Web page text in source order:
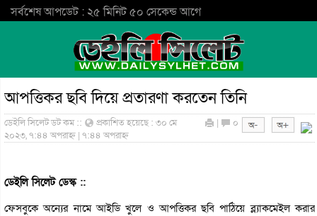
সর্বশেষ আপডেট : ২৫ মিনিট ৫০ সেকেন্ড আগে
আপত্তিকর ছবি দিয়ে প্রতারণা করতেন তিনি
ডেইলি সিলেট ডট কম ::
প্রকাশিত হয়েছে : ৩০ মে
২০২৩, ৭:৪৪ অপরাহ্ন | ৭:৪৪ অপরাহ্ন
| ০
ডেইলি সিলেট ডেস্ক ::
ফেসবুকে অন্যের নামে আইডি খুলে ও আপত্তিকর ছবি পাঠিয়ে ব্ল্যাকমেইল করার